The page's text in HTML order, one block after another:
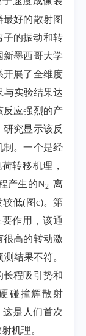
好的散射图
子的振动和转
新墨西哥大学
开展了全维度
与实验结果达
反应强烈的产
研究显示该反
制。一个是经
荷转移机理，
产生的N2
+离
较低(图c)。第
作用，该通
很高的转动激
结果不符。
长程吸引势和
碰撞辉散射
这是人们首次
机理。